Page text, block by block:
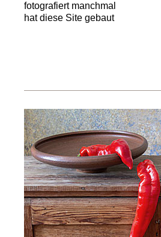
fotografiert manchmal
hat diese Site gebaut